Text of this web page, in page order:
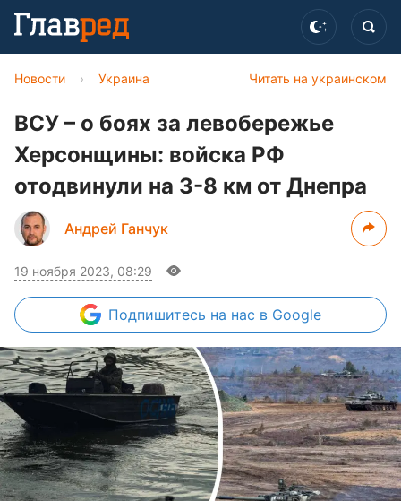
Читать на украинском
Новости › Украина
ВСУ – о боях за левобережье
Херсонщины: войска РФ
отодвинули на 3-8 км от Днепра
Андрей Ганчук
19 ноября 2023, 08:29
Подпишитесь на нас в Google